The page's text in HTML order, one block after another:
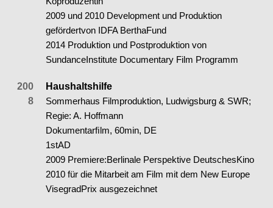
2009 und 2010 Development und Produktion
gefördertvon IDFA BerthaFund
2014 Produktion und Postproduktion von
SundanceInstitute Documentary Film Programm
200
8
Haushaltshilfe
Sommerhaus Filmproduktion, Ludwigsburg & SWR;
Regie: A. Hoffmann
Dokumentarﬁlm, 60min, DE
1stAD
2009 Premiere:Berlinale Perspektive DeutschesKino
2010 für die Mitarbeit am Film mit dem New Europe
VisegradPrix ausgezeichnet